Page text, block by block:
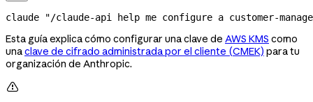
claude "/claude-api help me configure a customer-
Esta guía explica cómo configurar una clave de AWS KMS como
unaclave de cifrado administrada por el cliente (CMEK) para tu
organización de Anthropic.
